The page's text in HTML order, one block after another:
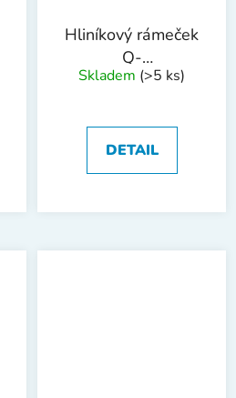
Hliníkový rámeček
Q-
Connect,hliníkový,21
Skladem (>5 ks)
DETAIL